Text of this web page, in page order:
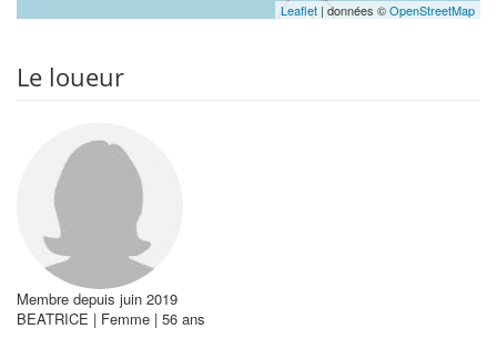
Leaflet | données ©OpenStreetMap
Le loueur
Membre depuis juin 2019
BEATRICE | Femme | 56 ans